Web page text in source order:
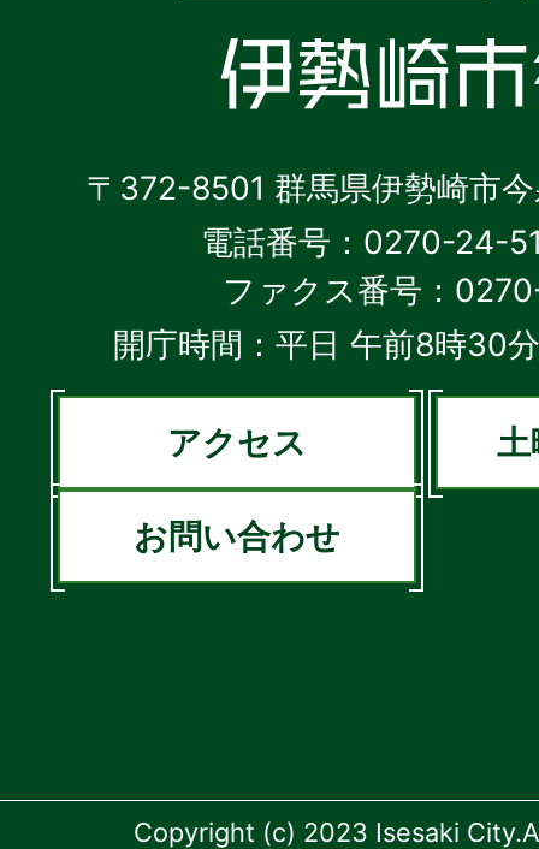
〒372-8501 群馬県伊勢崎市
電話番号：0270-24-
ファクス番号：
開庁時間：平日 午前8時30
アクセス 土
お問い合わせ
Copyright (c) 2023 Isesaki